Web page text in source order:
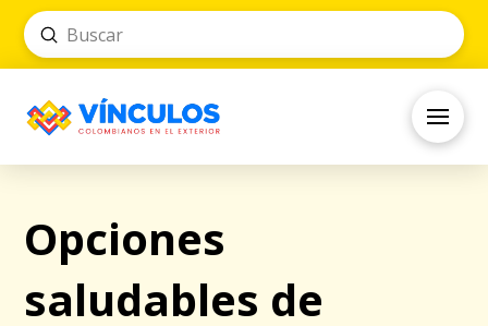
Search
Submit
Opciones
saludables de